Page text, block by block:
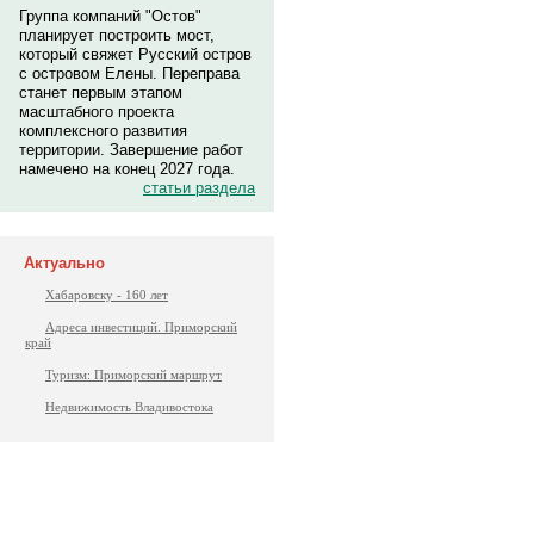
Группа компаний "Остов"
планирует построить мост,
который свяжет Русский остров
с островом Елены. Переправа
станет первым этапом
масштабного проекта
комплексного развития
территории. Завершение работ
намечено на конец 2027 года.
статьи раздела
Актуально
Хабаровску - 160 лет
Адреса инвестиций. Приморский
край
Туризм: Приморский маршрут
Недвижимость Владивостока